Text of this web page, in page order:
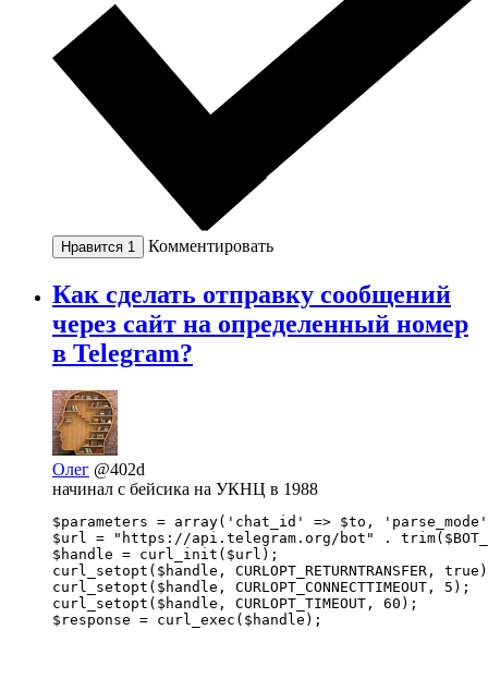
Нравится 1 Комментировать
Как сделать отправку сообщений
через сайт на определенный номер
в Telegram?
Олег @402d
начинал с бейсика на УКНЦ в 1988
$parameters = array('chat_id' => $to,
$url = "https://api.telegram.org/bot" .
$handle = curl_init($url);
curl_setopt($handle, CURLOPT_RETURNTRANSFER,
curl_setopt($handle, CURLOPT_CONNECTTIMEOUT, 5);
curl_setopt($handle, CURLOPT_TIMEOUT, 60);
$response = curl_exec($handle);